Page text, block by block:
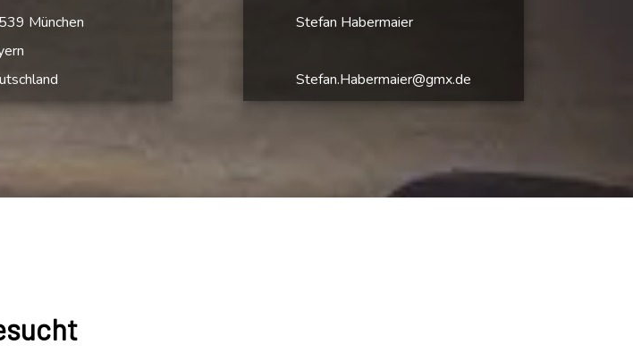
München
Stefan Habermaier
Stefan.Habermaier@gmx.de